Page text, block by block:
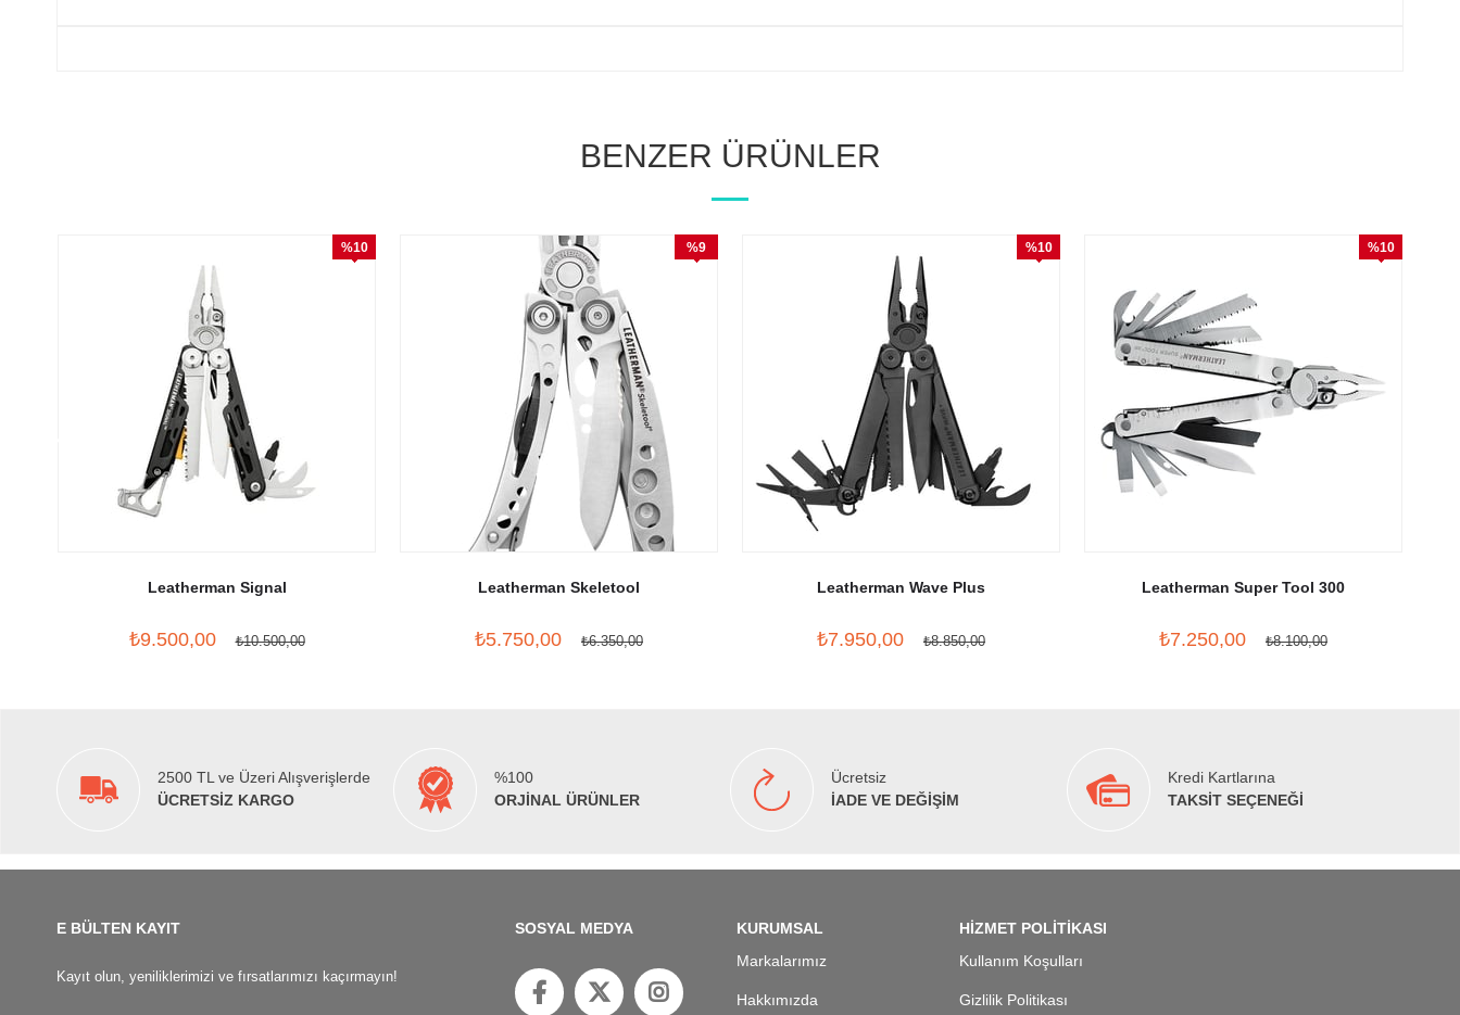
BENZER ÜRÜNLER
Leatherman Signal
₺9.500,00 ₺10.500,00
%10
Leatherman Skeletool
₺5.750,00 ₺6.350,00
%9
Leatherman Wave Plus
₺7.950,00 ₺8.850,00
%10
Leatherman Super Tool 300
₺7.250,00 ₺8.100,00
%10
2500 TL ve Üzeri Alışverişlerde
ÜCRETSİZ KARGO
%100
ORJİNAL ÜRÜNLER
Ücretsiz
İADE VE DEĞİŞİM
Kredi Kartlarına
TAKSİT SEÇENEĞİ
E BÜLTEN KAYIT
Kayıt olun, yeniliklerimizi ve fırsatlarımızı kaçırmayın!
SOSYAL MEDYA
KURUMSAL
Markalarımız
Hakkımızda
HİZMET POLİTİKASI
Kullanım Koşulları
Gizlilik Politikası